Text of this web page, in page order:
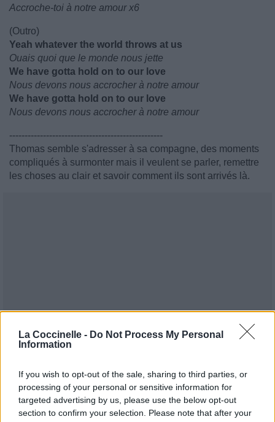
La Coccinelle - Do Not Process My Personal
Information
If you wish to opt-out of the sale, sharing to third parties, or
processing of your personal or sensitive information for
targeted advertising by us, please use the below opt-out
section to confirm your selection. Please note that after your
Accroche-toi à notre amour x6
(Outro)
Yeah whatever the world throws at us
Ouais quoi que le monde nous jette
We have gotta hold on to our love
Nous devons nous accrocher à notre amour
We have gotta hold on to our love
Nous devons nous accrocher à notre amour
--------------------------------------------------
Thomas semble s'adresser à sa compagne, des moments
compliqués à surmonter mais il veulent se parler, remettre
les choses au clair et savoir comment ils sont arrivés là.